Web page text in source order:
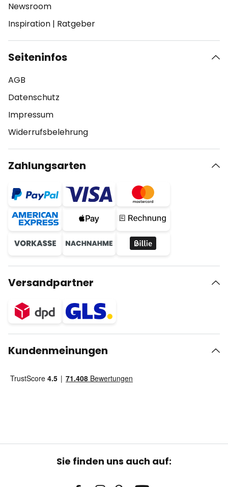
Newsroom
Inspiration | Ratgeber
Seiteninfos
AGB
Datenschutz
Impressum
Widerrufsbelehrung
Zahlungsarten
Versandpartner
Kundenmeinungen
Sie finden uns auch auf: